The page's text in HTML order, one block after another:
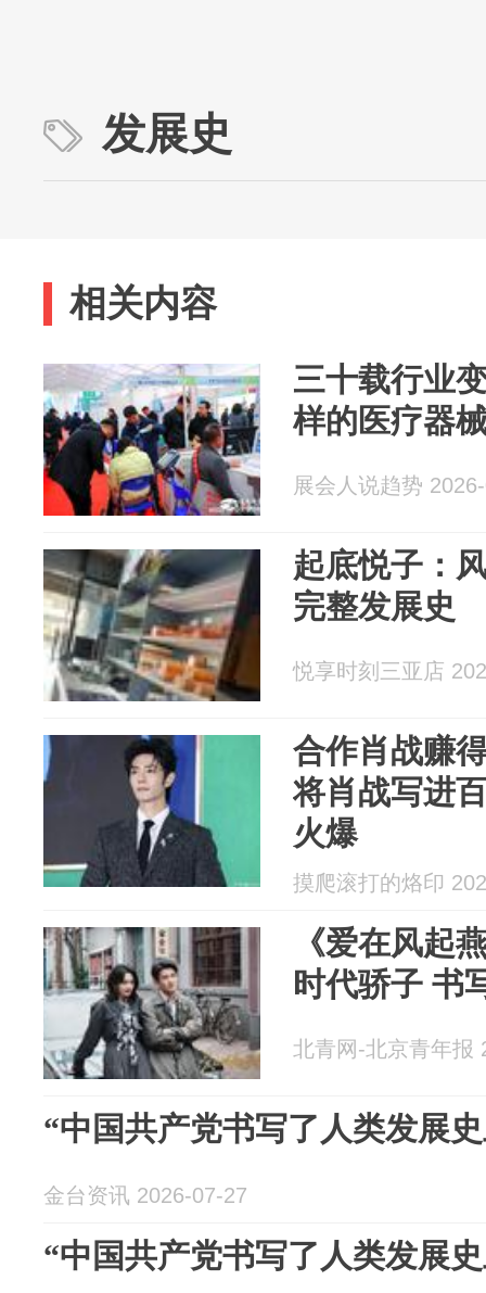
发展史
相关内容
三十载行业
样的医疗器
展会人说趋势
起底悦子：
完整发展史
悦享时刻三亚店
合作肖战赚
将肖战写进
火爆
摸爬滚打的烙印
《爱在风起
时代骄子 书
北青网-北京青年报
“中国共产党书写了人类发展
金台资讯 2026-07-27
“中国共产党书写了人类发展